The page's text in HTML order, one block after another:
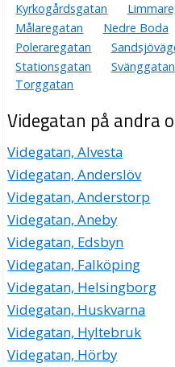
Kyrkogårdsgatan
Målaregatan
Nedre Boda
Poleraregatan
Stationsgatan
Svänggatan
Torggatan
Videgatan på andra
Videgatan, Alvesta
Videgatan, Anderslöv
Videgatan, Anderstorp
Videgatan, Aneby
Videgatan, Edsbyn
Videgatan, Falköping
Videgatan, Helsingborg
Videgatan, Huskvarna
Videgatan, Hyltebruk
Videgatan, Hörby